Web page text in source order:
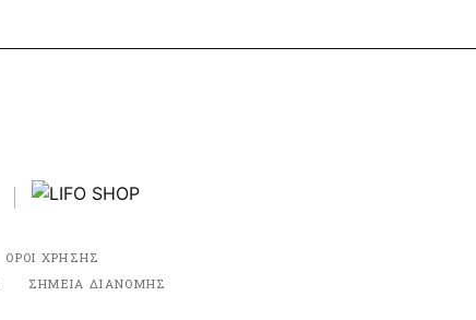
ΟΡΟΙ ΧΡΗΣΗΣ
ΣΗΜΕΙΑ ΔΙΑΝΟΜΗΣ